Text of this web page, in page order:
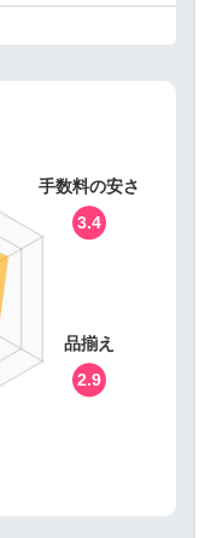
手数料の安さ
3.4
品揃え
2.9